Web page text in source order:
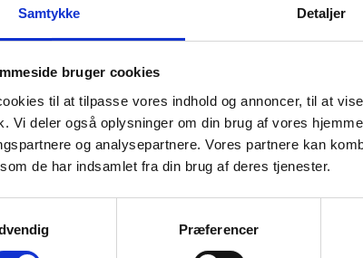
Samtykke Detaljer
bruger cookies
til at tilpasse vores indhold og annoncer, til at
Vi deler også oplysninger om din brug af vores
og analysepartnere. Vores partnere kan
de har indsamlet fra din brug af deres tjenester.
Præferencer
Tlf. 74 55 32 94 Tryk 2
Fødevarestyrelsens kontrolrapport
Så skriv dig op og få en uforpligtende email med